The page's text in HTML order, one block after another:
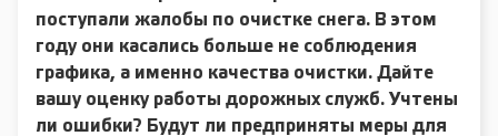
поступали жалобы по очистке снега. В этом
году они касались больше не соблюдения
графика, а именно качества очистки. Дайте
вашу оценку работы дорожных служб. Учтены
ли ошибки? Будут ли предприняты меры для